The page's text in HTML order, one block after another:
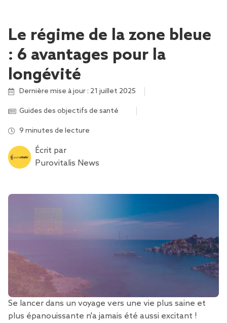
Le régime de la zone bleue
: 6 avantages pour la
longévité
Dernière mise à jour : 21 juillet 2025
Guides des objectifs de santé
9 minutes de lecture
Écrit par
Purovitalis News
Se lancer dans un voyage vers une vie plus saine et
plus épanouissante n'a jamais été aussi excitant !